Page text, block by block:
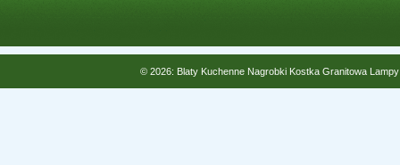
© 2026: Blaty Kuchenne Nagrobki Kostka Granitowa